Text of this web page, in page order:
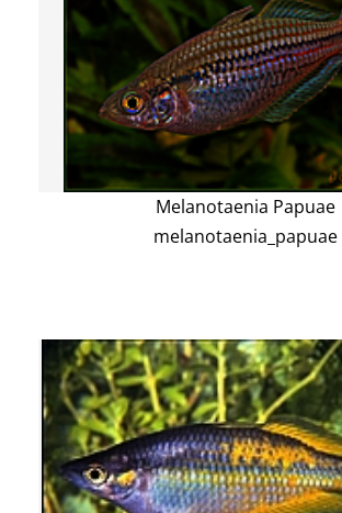
Melanotaenia Papuae
melanotaenia_papuae